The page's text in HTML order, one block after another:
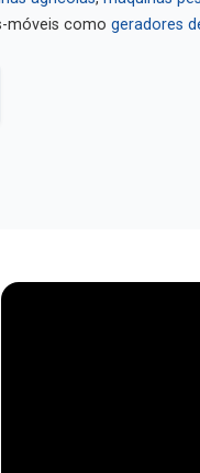
móveis como
geradores